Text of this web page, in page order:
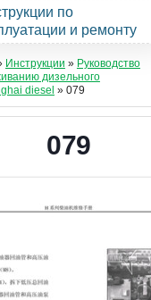
по
и ремонту
Инструкции » Руководство
дизельного
diesel » 079
079